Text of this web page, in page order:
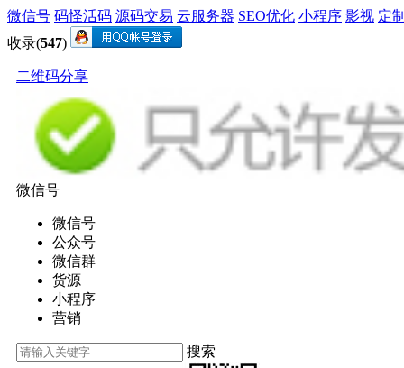
微信号 码怪活码 源码交易 云服务器 SEO优化 小程序 影视 定
收录(547)
二维码分享
微信号
微信号
公众号
微信群
货源
小程序
营销
搜索